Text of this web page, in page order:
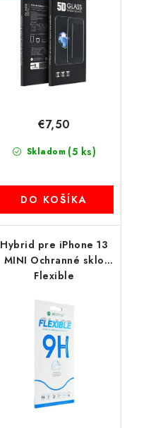
Skladom (5 ks)
€7,50
DO KOŠÍKA
Hybrid pre iPhone 13
MINI Ochranné sklo
Flexible